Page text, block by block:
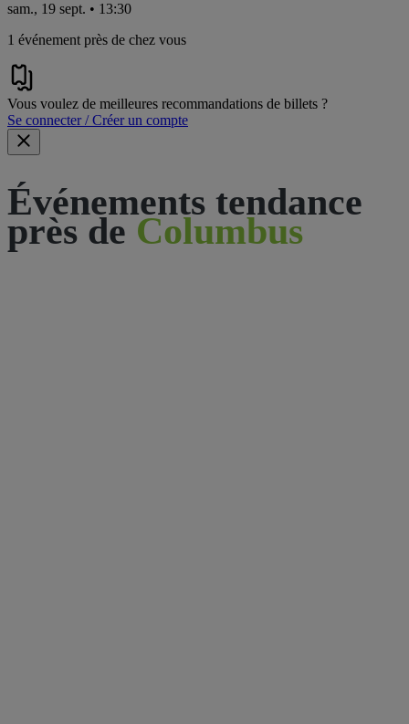
sam., 19 sept. • 13:30
1 événement près de chez vous
Vous voulez de meilleures recommandations de billets ?
Se connecter / Créer un compte
Événements tendance
près de Columbus